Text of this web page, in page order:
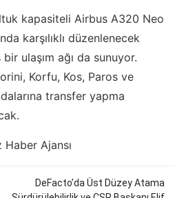
kapasiteli Airbus A320 Neo
karşılıklı düzenlenecek
ulaşım ağı da sunuyor.
Korfu, Kos, Paros ve
transfer yapma
Ajansı
DeFacto’da Üst Düzey Atama